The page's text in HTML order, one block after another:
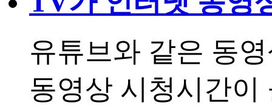
유튜브와 같은 동
동영상 시청시간